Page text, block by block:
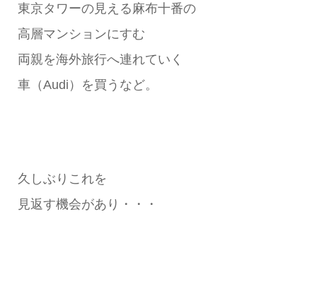
東京タワーの見える麻布十番の
高層マンションにすむ
両親を海外旅行へ連れていく
車（Audi）を買うなど。
久しぶりこれを
見返す機会があり・・・